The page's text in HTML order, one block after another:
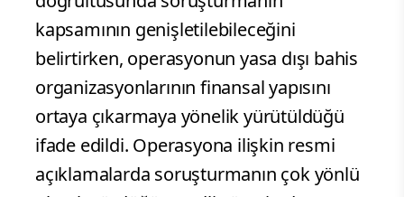
kapsamının genişletilebileceğini
belirtirken, operasyonun yasa dışı bahis
organizasyonlarının finansal yapısını
ortaya çıkarmaya yönelik yürütüldüğü
ifade edildi. Operasyona ilişkin resmi
açıklamalarda soruşturmanın çok yönlü